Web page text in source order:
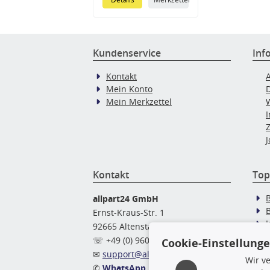
Kundenservice
Kontakt
Mein Konto
Mein Merkzettel
Kontakt
allpart24 GmbH
Ernst-Kraus-Str. 1
92665 Altenstadt
☏ +49 (0) 9602 / 9 42 49 46
✉ support@allpart24.de
Cookie-
Wir